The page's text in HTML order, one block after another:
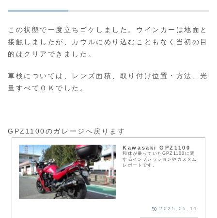
この状態で一度立ちゴケしました。ウインカーは地面と
接触しましたが、カウルにめり込むこともなく当初の目
的はクリアできました。
車検については、レンズ面積、取り付け位置・方法、光
量すべてＯＫでした。
GPZ1100のガレージへ戻ります
Kawasaki GPZ1100
和休が乗っていたGPZ1100に関
するインプレッションやカスタム
レポートです。
2025.05.11